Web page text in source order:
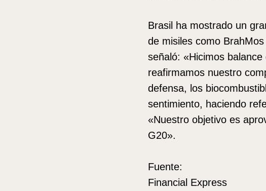
Brasil ha mostrado un
de misiles como
señaló: «Hicimos
reafirmamos nuestro
defensa, los
sentimiento, haciendo
«Nuestro objetivo es
G20».
Fuente:
Financial Express